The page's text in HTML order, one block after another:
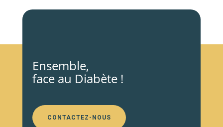
Ensemble,
face au Diabète !
CONTACTEZ-NOUS